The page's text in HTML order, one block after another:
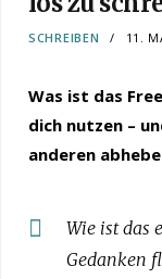
SCHREIBEN 11.
Was ist das
dich nutzen –
anderen
Wie ist das
Gedanken